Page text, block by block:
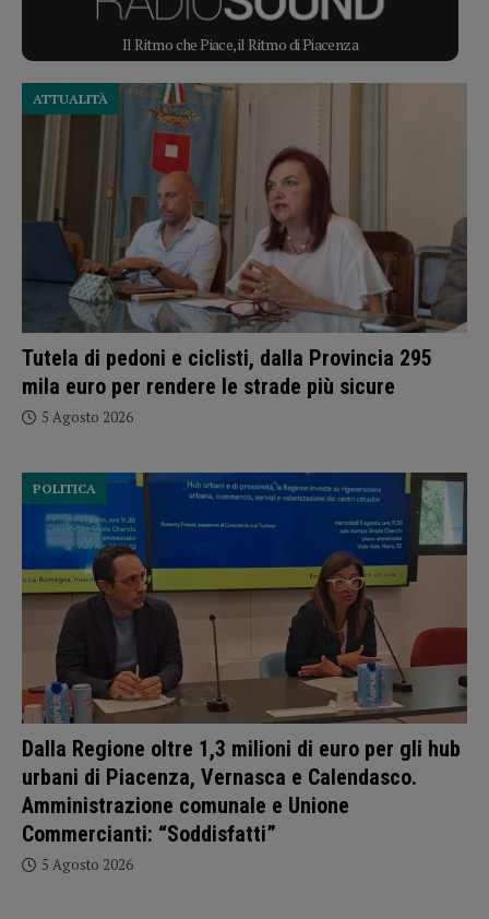
Il Ritmo che Piace, il Ritmo di Piacenza
Tutela di pedoni e ciclisti, dalla Provincia 295
mila euro per rendere le strade più sicure
ATTUALITÀ
5 Agosto 2026
Dalla Regione oltre 1,3 milioni di euro per gli hub
urbani di Piacenza, Vernasca e Calendasco.
Amministrazione comunale e Unione
Commercianti: “Soddisfatti”
POLITICA
5 Agosto 2026